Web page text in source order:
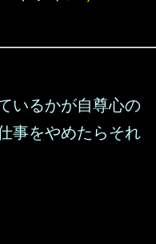
いるかが自尊心の
事をやめたらそれ